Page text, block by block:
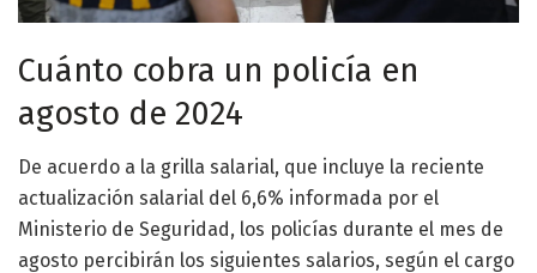
Cuánto cobra un policía en
agosto de 2024
De acuerdo a la grilla salarial, que incluye la reciente
actualización salarial del 6,6% informada por el
Ministerio de Seguridad, los policías durante el mes de
agosto percibirán los siguientes salarios, según el cargo